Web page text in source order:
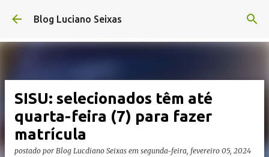
Pular para o conteúdo principal
Blog Luciano Seixas
SISU: selecionados têm até
quarta-feira (7) para fazer
matrícula
postado por Blog Lucdiano Seixas em segunda-feira, fevereiro 05, 2024